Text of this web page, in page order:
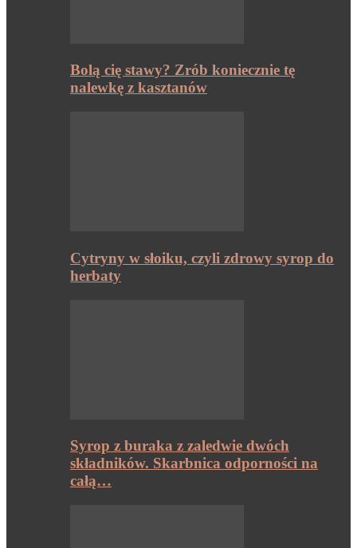
Bolą cię stawy? Zrób koniecznie tę
nalewkę z kasztanów
Cytryny w słoiku, czyli zdrowy syrop do
herbaty
Syrop z buraka z zaledwie dwóch
składników. Skarbnica odporności na
całą…